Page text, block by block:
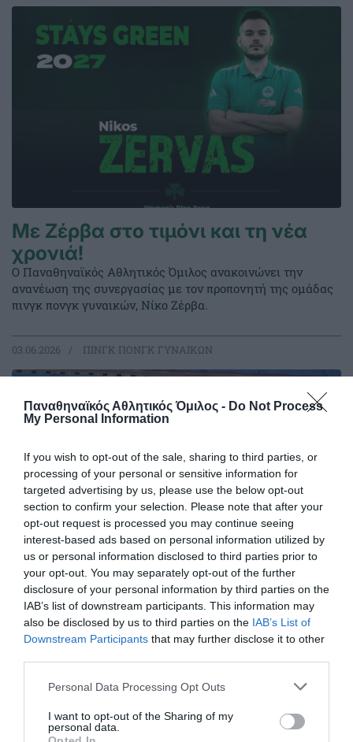
Παναθηναϊκός Αθλητικός Όμιλος - Do Not Process
My Personal Information
If you wish to opt-out of the sale, sharing to third parties, or
processing of your personal or sensitive information for
targeted advertising by us, please use the below opt-out
section to confirm your selection. Please note that after your
opt-out request is processed you may continue seeing
interest-based ads based on personal information utilized by
us or personal information disclosed to third parties prior to
your opt-out. You may separately opt-out of the further
disclosure of your personal information by third parties on the
IAB’s list of downstream participants. This information may
also be disclosed by us to third parties on the IAB’s List of
Downstream Participants that may further disclose it to other
Please note that this website/app uses one or more Google
not limited to your visit or usage behaviour. You may click to
grant or deny consent to Google and its third-party tags to
Personal Data Processing Opt Outs
I want to opt-out of the Sharing of my
personal data.
Με Ζέρβα στο τιμόνι και τη νέα
χρονιά!
Ο Παναθηναϊκός Αθλητικός Όμιλος ανακοινώνει την
ανανέωση της συνεργασίας με τον προπονητή της ομάδας
πινγκ πονγκ γυναικών, Νίκο Ζέρβα.
03.06.2026 ΠΙΝΓΚ ΠΟΝΓΚ ΓΥΝΑΙΚΩΝ
Το σήκωσε στο ΣΕΦ!
Σήμερα στέφθηκε και τυπικά πρωταθλητής ο
Παναθηναϊκός στο πρωτάθλημα πινγκ πονγκ γυναικών στο
ΣΕΦ έπειτα από 52 χρόνια. Στη δεύτερη θέση τερμάτισαν οι
άνδρες.